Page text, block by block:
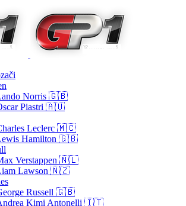
Norris 🇬🇧
Piastri 🇦🇺
Leclerc 🇲🇨
Hamilton 🇬🇧
Verstappen 🇳🇱
Lawson 🇳🇿
Russell 🇬🇧
Kimi Antonelli 🇮🇹